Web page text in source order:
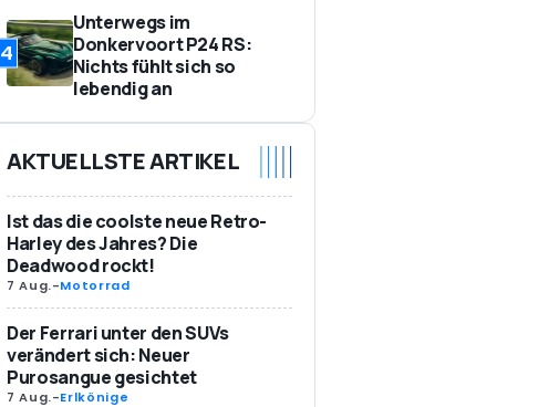
4
Unterwegs im
Donkervoort P24 RS:
Nichts fühlt sich so
lebendig an
AKTUELLSTE ARTIKEL
Ist das die coolste neue Retro-
Harley des Jahres? Die
Deadwood rockt!
7 Aug.-Motorrad
Der Ferrari unter den SUVs
verändert sich: Neuer
Purosangue gesichtet
7 Aug.-Erlkönige